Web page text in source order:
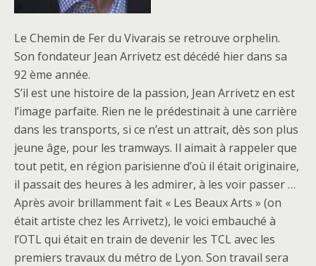
Le Chemin de Fer du Vivarais se retrouve orphelin.
Son fondateur Jean Arrivetz est décédé hier dans sa
92 ème année.
S’il est une histoire de la passion, Jean Arrivetz en est
l’image parfaite. Rien ne le prédestinait à une carrière
dans les transports, si ce n’est un attrait, dès son plus
jeune âge, pour les tramways. Il aimait à rappeler que
tout petit, en région parisienne d’où il était originaire,
il passait des heures à les admirer, à les voir passer …
Après avoir brillamment fait « Les Beaux Arts » (on
était artiste chez les Arrivetz), le voici embauché à
l’OTL qui était en train de devenir les TCL avec les
premiers travaux du métro de Lyon. Son travail sera